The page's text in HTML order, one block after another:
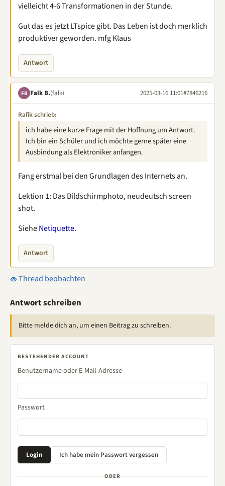
vielleicht 4-6 Transformationen in der Stunde.
Gut das es jetzt LTspice gibt. Das Leben ist doch merklich
produktiver geworden. mfg Klaus
Antwort
FB Falk B.(falk) 2025-03-16 11:01#7846216
Rafik schrieb:
ich habe eine kurze Frage mit der Hoffnung um Antwort.
Ich bin ein Schüler und ich möchte gerne später eine
Ausbindung als Elektroniker anfangen.
Fang erstmal bei den Grundlagen des Internets an.
Lektion 1: Das Bildschirmphoto, neudeutsch screen
shot.
SieheNetiquette.
Antwort
Thread beobachten
Antwort schreiben
Bitte melde dich an, um einen Beitrag zu schreiben.
BESTEHENDER ACCOUNT
Benutzername oder E-Mail-Adresse
Passwort
ODER